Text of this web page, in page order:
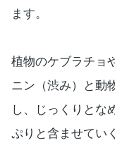
ます。
植物のケブラチョ
ニン（渋み）と動
し、じっくりとな
ぷりと含ませてい